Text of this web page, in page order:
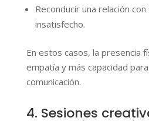
Reconducir una relación con
insatisfecho.
En estos casos, la presencia
empatía y más capacidad
comunicación.
4. Sesiones